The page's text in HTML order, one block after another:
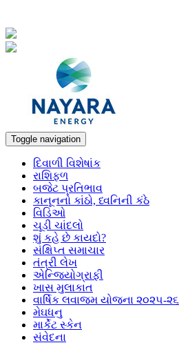
Toggle navigation
દિવાળી વિશેષાંક
રાશિફળ
બજેટ પ્રતિભાવ
કાનૂનનો કાંઠો, ધ્વનિની કંઠે
વિડિઓ
ચૂડી ચાંદલો
શું કહે છે કાયદો?
સંક્ષિપ્ત સમાચાર
તંત્રી લેખ
એન્જિયોગ્રાફી
ખાસ મુલાકાત
વાર્ષિક લવાજમ યોજના ૨૦૨૫-૨૬
મેઘધનુ
માર્કેટ સ્કેન
સંવેદના